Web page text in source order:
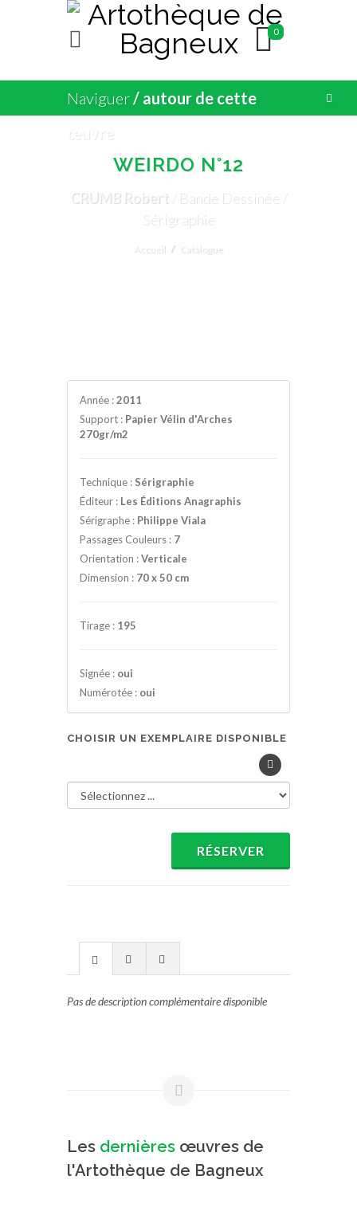
0
Naviguer/ autour de cette
œuvre
WEIRDO N°12
CRUMB Robert
/ Bande Dessinée /
Sérigraphie
Accueil Catalogue
Année :2011
Support : Papier Vélin d'Arches
270gr/m2
Technique : Sérigraphie
Éditeur : Les Éditions Anagraphis
Sérigraphe : Philippe Viala
Passages Couleurs : 7
Orientation :Verticale
Dimension : 70 x 50 cm
Tirage : 195
Signée : oui
Numérotée : oui
CHOISIR UN EXEMPLAIRE DISPONIBLE
RÉSERVER
Pas de description complémentaire disponible
Les dernières œuvres de
l'Artothèque de Bagneux